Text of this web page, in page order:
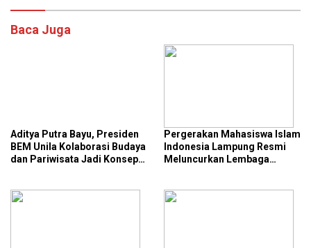
Baca Juga
Aditya Putra Bayu, Presiden
BEM Unila Kolaborasi Budaya
dan Pariwisata Jadi Konsep
Pergerakan Mahasiswa Islam
Indonesia Lampung Resmi
Meluncurkan Lembaga